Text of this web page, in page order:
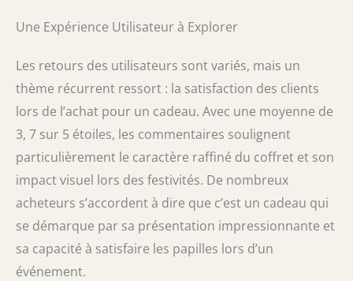
Une Expérience Utilisateur à Explorer
Les retours des utilisateurs sont variés, mais un
thème récurrent ressort : la satisfaction des clients
lors de l’achat pour un cadeau. Avec une moyenne de
3, 7 sur 5 étoiles, les commentaires soulignent
particulièrement le caractère raffiné du coffret et son
impact visuel lors des festivités. De nombreux
acheteurs s’accordent à dire que c’est un cadeau qui
se démarque par sa présentation impressionnante et
sa capacité à satisfaire les papilles lors d’un
événement.